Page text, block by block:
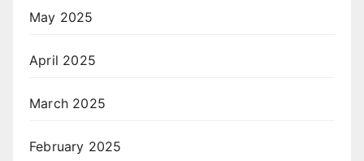
May 2025
April 2025
March 2025
February 2025